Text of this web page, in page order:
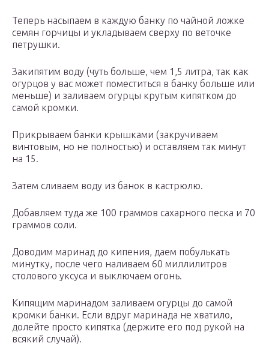
Теперь насыпаем в каждую банку по чайной ложке
семян горчицы и укладываем сверху по веточке
петрушки.
Закипятим воду (чуть больше, чем 1,5 литра, так как
огурцов у вас может поместиться в банку больше или
меньше) и заливаем огурцы крутым кипятком до
самой кромки.
Прикрываем банки крышками (закручиваем
винтовым, но не полностью) и оставляем так минут
на 15.
Затем сливаем воду из банок в кастрюлю.
Добавляем туда же 100 граммов сахарного песка и 70
граммов соли.
Доводим маринад до кипения, даем побулькать
минутку, после чего наливаем 60 миллилитров
столового уксуса и выключаем огонь.
Кипящим маринадом заливаем огурцы до самой
кромки банки. Если вдруг маринада не хватило,
долейте просто кипятка (держите его под рукой на
всякий случай).